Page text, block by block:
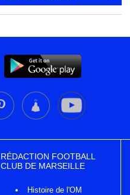
RÉDACTION FOOTBALL
CLUB DE MARSEILLE
Histoire de l'OM